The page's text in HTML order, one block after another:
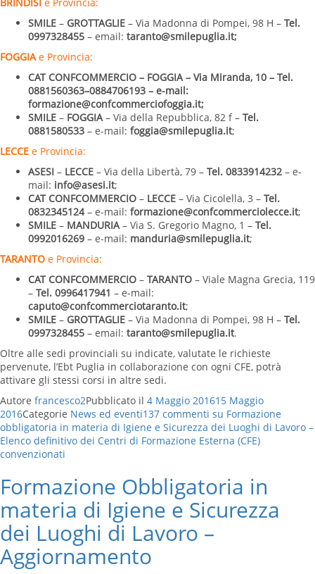
SMILE – GROTTAGLIE – Via Madonna di Pompei, 98 H – Tel.
0997328455 – email: taranto@smilepuglia.it;
FOGGIAe Provincia:
CAT CONFCOMMERCIO – FOGGIA– Via Miranda, 10 – Tel.
0881560363–0884706193 – e-mail:
formazione@confcommerciofoggia.it;
SMILE – FOGGIA– Via della Repubblica, 82 f – Tel.
0881580533 – e-mail: foggia@smilepuglia.it;
LECCE e Provincia:
ASESI – LECCE – Via della Libertà, 79 – Tel. 0833914232 – e-
mail: info@asesi.it;
CAT CONFCOMMERCIO – LECCE – Via Cicolella, 3 – Tel.
0832345124– e-mail: formazione@confcommerciolecce.it;
SMILE – MANDURIA– Via S. Gregorio Magno, 1 – Tel.
0992016269 – e-mail: manduria@smilepuglia.it;
TARANTO e Provincia:
CAT CONFCOMMERCIO – TARANTO – Viale Magna Grecia, 119
– Tel. 0996417941 – e-mail:
caputo@confcommerciotaranto.it;
SMILE – GROTTAGLIE – Via Madonna di Pompei, 98 H – Tel.
0997328455 – email: taranto@smilepuglia.it.
Oltre alle sedi provinciali su indicate, valutate le richieste
pervenute, l’Ebt Puglia in collaborazione con ogni CFE, potrà
attivare gli stessi corsi in altre sedi.
Autore francesco2Pubblicato il 4 Maggio 201615 Maggio
2016Categorie News ed eventi137 commenti su Formazione
obbligatoria in materia di Igiene e Sicurezza dei Luoghi di Lavoro –
Elenco definitivo dei Centri di Formazione Esterna (CFE)
convenzionati
Formazione Obbligatoria in
materia di Igiene e Sicurezza
dei Luoghi di Lavoro –
Aggiornamento